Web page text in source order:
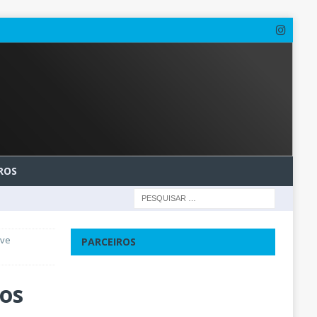
PARCEIROS